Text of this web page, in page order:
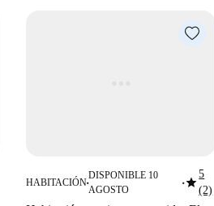
HABITACIÓN■
DISPONIBLE 10
AGOSTO
■star5
(2)